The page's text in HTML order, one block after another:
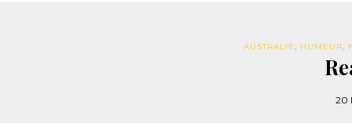
AUSTRALIE, HUMEUR,
20